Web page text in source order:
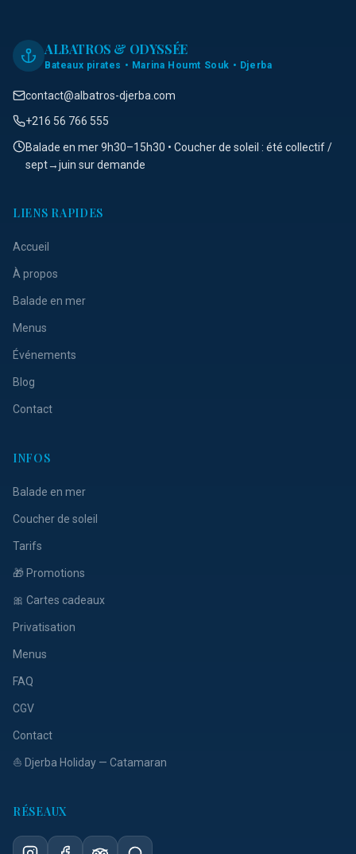
ALBATROS & ODYSSÉE
Bateaux pirates • Marina Houmt Souk • Djerba
contact@albatros-djerba.com
+216 56 766 555
Balade en mer 9h30–15h30 • Coucher de soleil : été collectif /
sept→juin sur demande
LIENS RAPIDES
Accueil
À propos
Balade en mer
Menus
Événements
Blog
Contact
INFOS
Balade en mer
Coucher de soleil
Tarifs
🎁 Promotions
🎀 Cartes cadeaux
Privatisation
Menus
FAQ
CGV
Contact
⛵ Djerba Holiday — Catamaran
RÉSEAUX